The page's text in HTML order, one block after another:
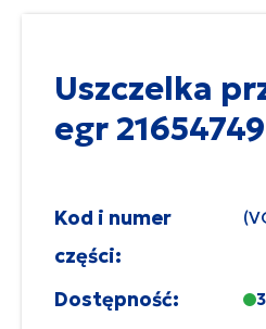
Uszczelka
egr 21654749
Kod i numer
części:
Dostępność: